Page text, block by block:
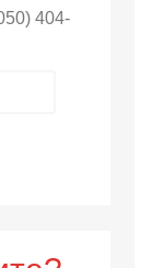
404-